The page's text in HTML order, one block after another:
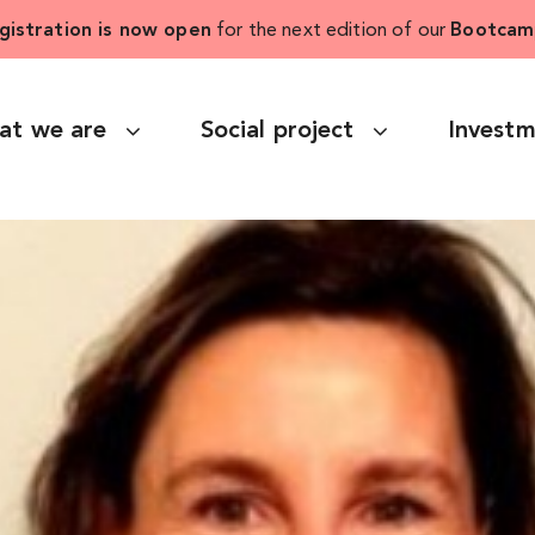
is now open for the next edition of our
we are Social project